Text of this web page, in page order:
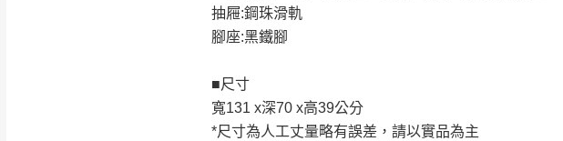
抽屜:鋼珠滑軌
腳座:黑鐵腳
■尺寸
寬131 x深70 x高39公分
*尺寸為人工丈量略有誤差，請以實品為主
其它注意事項
本司貨車運送如因路況不佳、天候惡劣、過於偏
保護物流人員的工作安全，賣家無提供吊掛服務
因大型傢俱有組裝、配送的問題，並非一般快
讓您不用整天在家等貨，以免浪費你的寶貴時間。
▪️訂單成立
▪️無回收家具服務，若需回收家具可聯絡當地請